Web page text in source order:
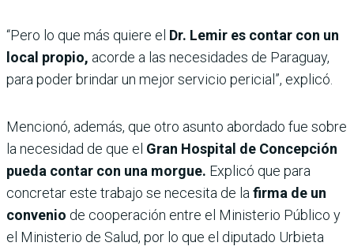
“Pero lo que más quiere el Dr. Lemir es contar con un
local propio, acorde a las necesidades de Paraguay,
para poder brindar un mejor servicio pericial”, explicó.
Mencionó, además, que otro asunto abordado fue sobre
la necesidad de que el Gran Hospital de Concepción
pueda contar con una morgue. Explicó que para
concretar este trabajo se necesita de lafirma de un
convenio de cooperación entre el Ministerio Público y
el Ministerio de Salud, por lo que el diputado Urbieta